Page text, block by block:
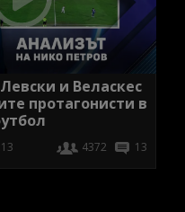
и Веласкес
протагонисти в
4372 13